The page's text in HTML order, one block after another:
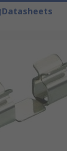
Datasheets